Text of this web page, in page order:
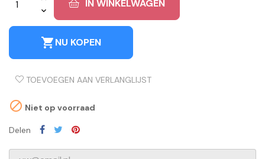
IN WINKELWAGEN
shopping_cartNU KOPEN
TOEVOEGEN AAN VERLANGLIJST
 Niet op voorraad
Delen